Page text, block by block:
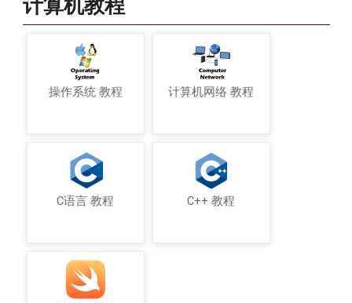
计算机教程
操作系统 教程 计算机网络 教程
C语言 教程 C++ 教程